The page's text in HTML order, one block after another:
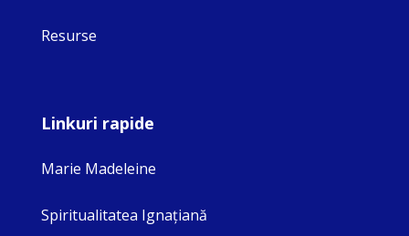
Resurse
Linkuri rapide
Marie Madeleine
Spiritualitatea Ignaţiană